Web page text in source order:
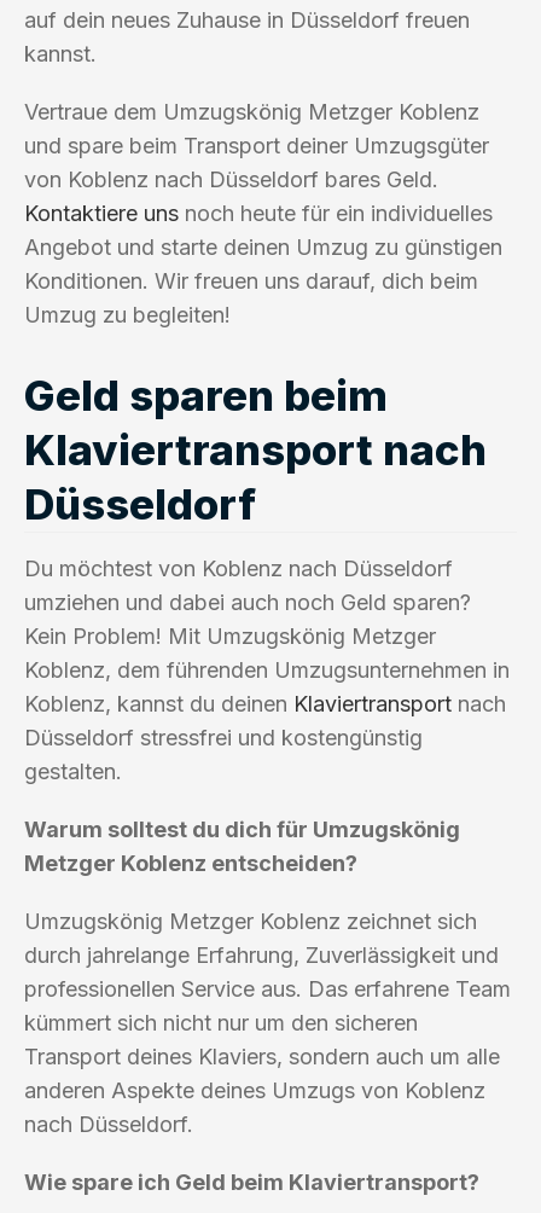
auf dein neues Zuhause in Düsseldorf freuen
kannst.
Vertraue dem Umzugskönig Metzger Koblenz
und spare beim Transport deiner Umzugsgüter
von Koblenz nach Düsseldorf bares Geld.
Kontaktiere uns noch heute für ein individuelles
Angebot und starte deinen Umzug zu günstigen
Konditionen. Wir freuen uns darauf, dich beim
Umzug zu begleiten!
Geld sparen beim
Klaviertransport nach
Düsseldorf
Du möchtest von Koblenz nach Düsseldorf
umziehen und dabei auch noch Geld sparen?
Kein Problem! Mit Umzugskönig Metzger
Koblenz, dem führenden Umzugsunternehmen in
Koblenz, kannst du deinen Klaviertransport nach
Düsseldorf stressfrei und kostengünstig
gestalten.
Warum solltest du dich für Umzugskönig
Metzger Koblenz entscheiden?
Umzugskönig Metzger Koblenz zeichnet sich
durch jahrelange Erfahrung, Zuverlässigkeit und
professionellen Service aus. Das erfahrene Team
kümmert sich nicht nur um den sicheren
Transport deines Klaviers, sondern auch um alle
anderen Aspekte deines Umzugs von Koblenz
nach Düsseldorf.
Wie spare ich Geld beim Klaviertransport?